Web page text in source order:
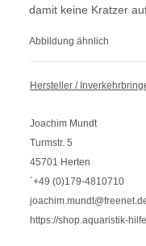
damit keine Kratzer
Abbildung ähnlich
Hersteller /
Joachim Mundt
Turmstr. 5
45701 Herten
´+49 (0)179-4810710
https://shop.aquaristik-